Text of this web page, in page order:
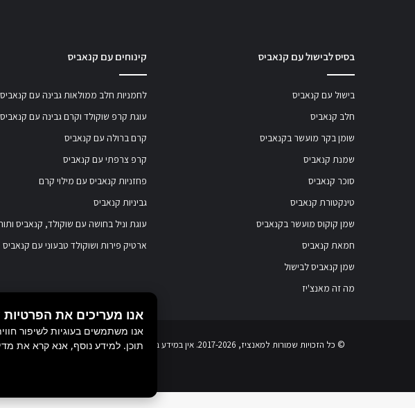
בסיס לבישול עם קנאביס
בישול עם קנאביס
חלב קנאביס
שומן בקר מועשר בקנאביס
שמנת קנאביס
סוכר קנאביס
טינקטורת קנאביס
שמן קוקוס מועשר בקנאביס
חמאת קנאביס
שמן קנאביס לבישול
מה זה מאנצ'יז
קינוחים עם קנאביס
לחמניות חלב ממולאות גבינה עם קנאביס
עוגת קרפ שוקולד וקרם גבינה עם קנאביס
קרם ברולה עם קנאביס
קרפ צרפתי עם קנאביס
פחזניות קנאביס עם מילוי קרם
גביניות קנאביס
עוגת וניל בחושה עם שוקולד, קנאביס
ארטיק פירות ושוקולד טבעוני עם קנאביס
© כל הזכויות שמורות למאנציז
, 2017-2026. אין במידע באתר זה תחליף להוועצות עם רופא
השימוש, תופעות לוואי,
אנו מעריכים את
אנו משתמשים בעוגיות לשיפור
תוכן. למידע נוסף, אנא קרא את